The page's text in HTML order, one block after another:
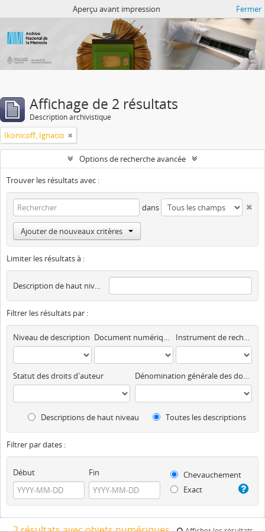
Aperçu avant impression Fermer
Affichage de 2 résultats
Description archivistique
Ikonicoff, Ignacio
Options de recherche avancée
Trouver les résultats avec :
dans
Ajouter de nouveaux critères
Limiter les résultats à :
Description de haut niveau
Filtrer les résultats par :
Niveau de description Document numérique disponible Instrument de recherche
Statut des droits d'auteur Dénomination générale des documents
Descriptions de haut niveau Toutes les descriptions
Filtrer par dates :
Début Fin
Chevauchement
Exact